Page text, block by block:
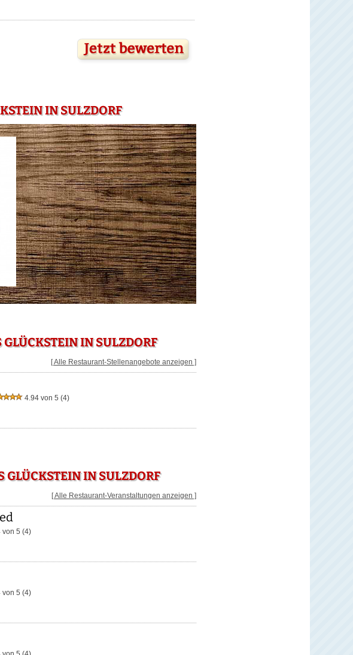
IN SULZDORF
IN SULZDORF
[ Alle Restaurant-Stellenangebote anzeigen ]
4.94 von 5 (4)
GLÜCKSTEIN IN SULZDORF
[ Alle Restaurant-Veranstaltungen anzeigen ]
von 5 (4)
von 5 (4)